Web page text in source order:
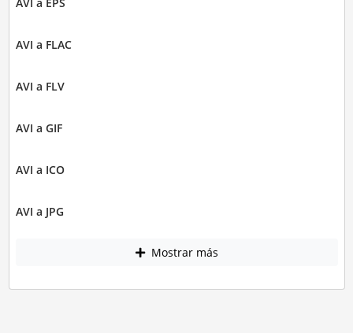
AVI a FLAC
AVI a FLV
AVI a GIF
AVI a ICO
AVI a JPG
Mostrar más